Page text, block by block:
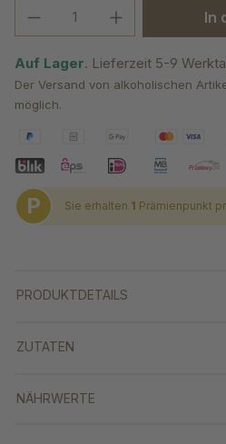
Produkt Anzahl: In
Auf Lager. Lieferzeit 5-9
Der Versand von alkoholischen
möglich.
P Sie erhalten 1 Prämienpunkt
PRODUKTDETAILS
ZUTATEN
NÄHRWERTE